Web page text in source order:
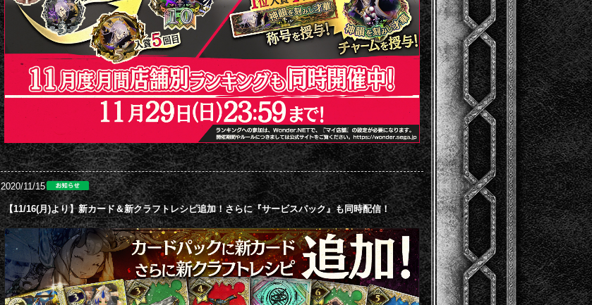
2020/11/15
【11/16(月)より】新カード＆新クラフトレシピ追加！さらに『サービスパック』も同時配信！